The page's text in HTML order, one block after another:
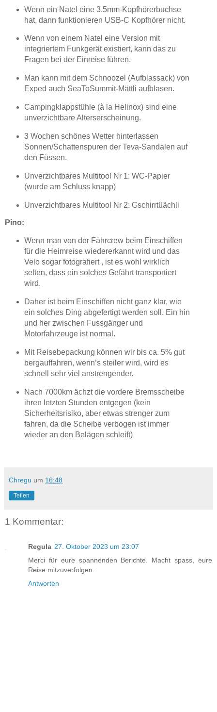
Wenn ein Natel eine 3.5mm-Kopfhörerbuchse
hat, dann funktionieren USB-C Kopfhörer nicht.
Wenn von einem Natel eine Version mit
integriertem Funkgerät existiert, kann das zu
Fragen bei der Einreise führen.
Man kann mit dem Schnoozel (Aufblassack) von
Exped auch SeaToSummit-Mättli aufblasen.
Campingklappstühle (à la Helinox) sind eine
unverzichtbare Alterserscheinung.
3 Wochen schönes Wetter hinterlassen
Sonnen/Schattenspuren der Teva-Sandalen auf
den Füssen.
Unverzichtbares Multitool Nr 1: WC-Papier
(wurde am Schluss knapp)
Unverzichtbares Multitool Nr 2: Gschirrtüächli
Pino:
Wenn man von der Fährcrew beim Einschiffen
für die Heimreise wiedererkannt wird und das
Velo sogar fotografiert , ist es wohl wirklich
selten, dass ein solches Gefährt transportiert
wird.
Daher ist beim Einschiffen nicht ganz klar, wie
ein solches Ding abgefertigt werden soll. Ein hin
und her zwischen Fussgänger und
Motorfahrzeuge ist normal.
Mit Reisebepackung können wir bis ca. 5% gut
bergauffahren, wenn’s steiler wird, wird es
schnell sehr viel anstrengender.
Nach 7000km ächzt die vordere Bremsscheibe
ihren letzten Stunden entgegen (kein
Sicherheitsrisiko, aber etwas strenger zum
fahren, da die Scheibe verbogen ist immer
wieder an den Belägen schleift)
Chregu um 16:48
Teilen
1 Kommentar:
Regula 27. Oktober 2023 um 23:07
Merci für eure spannenden Berichte. Macht spass, eure
Reise mitzuverfolgen.
Antworten